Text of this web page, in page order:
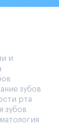
и
зубов
рта
зубов